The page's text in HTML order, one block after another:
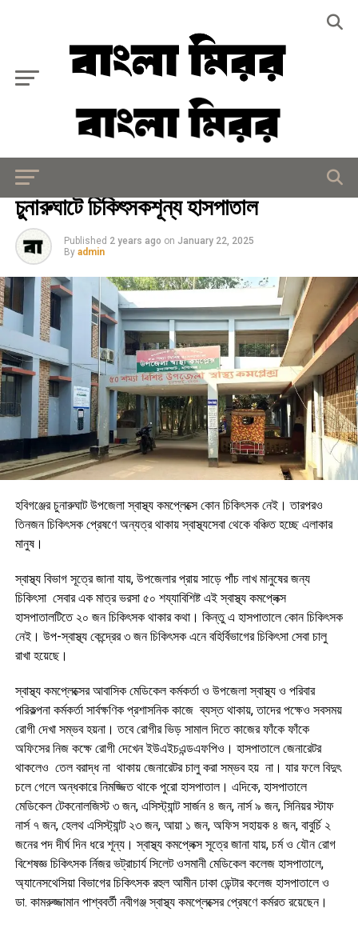
মিরর বিশেষ
চুনারুঘাটে চিকিৎসকশূন্য হাসপাতাল
Published 2 years ago on January 22, 2025
By admin
হবিগঞ্জের চুনারুঘাট উপজেলা স্বাস্থ্য কমপ্লেক্সে কোন চিকিৎসক নেই। তারপরও
তিনজন চিকিৎসক প্রেষণে অন্যত্র থাকায় স্বাস্থ্যসেবা থেকে বঞ্চিত হচ্ছে এলাকার
মানুষ।
স্বাস্থ্য বিভাগ সূত্রে জানা যায়, উপজেলার প্রায় সাড়ে পাঁচ লাখ মানুষের জন্য
চিকিৎসা সেবার এক মাত্র ভরসা ৫০ শয্যাবিশিষ্ট এই স্বাস্থ্য কমপ্লেক্স
হাসপাতালটিতে ২০ জন চিকিৎসক থাকার কথা। কিন্তু এ হাসপাতালে কোন চিকিৎসক
নেই। উপ-স্বাস্থ্য কেন্দ্রের ৩ জন চিকিৎসক এনে বহির্বিভাগের চিকিৎসা সেবা চালু
রাখা হয়েছে।
স্বাস্থ্য কমপ্লেক্সের আবাসিক মেডিকেল কর্মকর্তা ও উপজেলা স্বাস্থ্য ও পরিবার
পরিকল্পনা কর্মকর্তা সার্বক্ষণিক প্রশাসনিক কাজে ব্যস্ত থাকায়, তাদের পক্ষেও সবসময়
রোগী দেখা সম্ভব হয়না। তবে রোগীর ভিড় সামাল দিতে কাজের ফাঁকে ফাঁকে
অফিসের নিজ কক্ষে রোগী দেখেন ইউএইচএন্ডএফপিও। হাসপাতালে জেনারেটর
থাকলেও তেল বরাদ্ধ না থাকায় জেনারেটর চালু করা সম্ভব হয় না। যার ফলে বিদুৎ
চলে গেলে অন্ধকারে নিমজ্জিত থাকে পুরো হাসপাতাল। এদিকে, হাসপাতালে
মেডিকেল টেকনোলজিস্ট ৩ জন, এসিস্ট্যান্ট সার্জন ৪ জন, নার্স ৯ জন, সিনিয়র স্টাফ
নার্স ৭ জন, হেলথ এসিস্ট্যান্ট ২৩ জন, আয়া ১ জন, অফিস সহায়ক ৪ জন, বাবুর্চি ২
জনের পদ দীর্ঘ দিন ধরে শূন্য। স্বাস্থ্য কমপ্লেক্স সূত্রে জানা যায়, চর্ম ও যৌন রোগ
বিশেষজ্ঞ চিকিৎসক র্নিজর ভট্রাচার্য সিলেট ওসমানী মেডিকেল কলেজ হাসপাতালে,
অ্যানেসথেসিয়া বিভাগের চিকিৎসক রহুল আমীন ঢাকা ডেন্টার কলেজ হাসপাতালে ও
ডা. কামরুজ্জামান পাশ্ববর্তী নবীগঞ্জ স্বাস্থ্য কমপ্লেক্সের প্রেষণে কর্মরত রয়েছেন।